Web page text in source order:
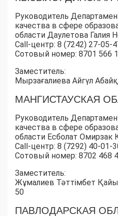
Руководитель
качества в сфере
области Даулетова Галия
Call-центр: 8 (7242) 27-05-
Сотовый номер: 8701 566
Заместитель:
Мырзағалиева Айгүл
МАНГИСТАУСКАЯ
Руководитель
качества в сфере
области Есболат Омирзак
Call-центр: 8 (7292) 40-01-
Сотовый номер: 8702 468
Заместитель:
Жұмалиев Тәттімбет
50
ПАВЛОДАРСКАЯ